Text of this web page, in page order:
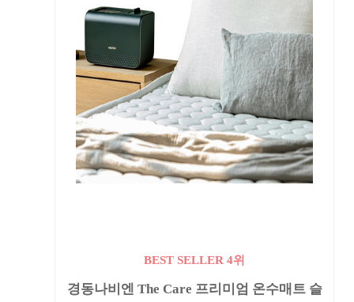
BEST SELLER 4위
경동나비엔 The Care 프리미엄 온수매트 슬